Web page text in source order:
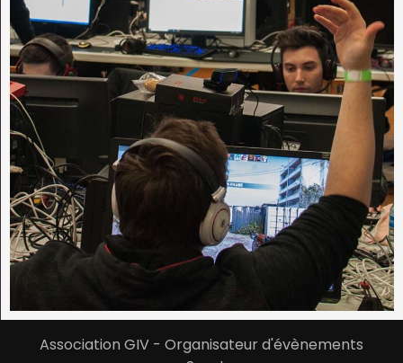
Association GIV - Organisateur d'évènements